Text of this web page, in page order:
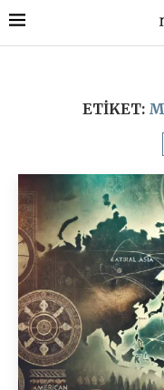
ETIKET: